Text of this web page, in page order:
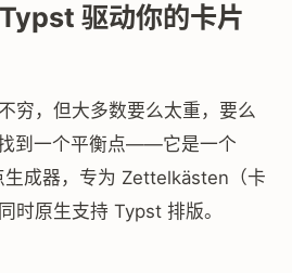
驱动你的卡片
穷，但大多数要么太重，要么
到一个平衡点——它是一个
生成器，专为 Zettelkästen（卡
时原生支持 Typst 排版。